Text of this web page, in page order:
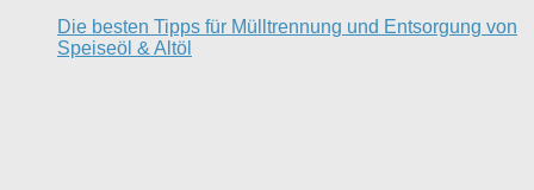
Die besten Tipps für Mülltrennung und Entsorgung von
Speiseöl & Altöl